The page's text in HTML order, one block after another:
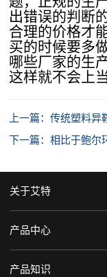
出错误的判断
合理的价格才
买的时候要多
哪些厂家的生
这样就不会上
上一篇：传统塑料
下一篇：相比于鲍尔
关于艾特
产品中心
产品知识